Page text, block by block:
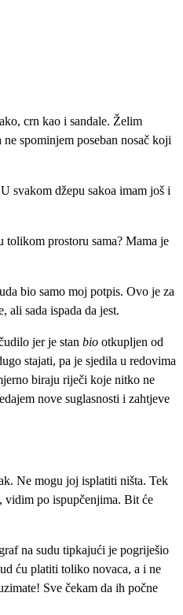
crn kao i sandale. Želim
spominjem poseban nosač koji
svakom džepu sakoa imam još i
tolikom prostoru sama? Mama je
bio samo moj potpis. Ovo je za
ali sada ispada da jest.
jer je stanbio otkupljen od
stajati, pa je sjedila u redovima
biraju riječi koje nitko ne
nove suglasnosti i zahtjeve
Ne mogu joj isplatiti ništa. Tek
vidim po ispupčenjima. Bit će
na sudu tipkajući je pogriješio
ću platiti toliko novaca, a i ne
Sve čekam da ih počne